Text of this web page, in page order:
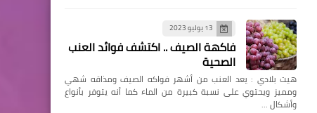
13 يوليو 2023
فاكهة الصيف .. اكتشف فوائد العنب
الصحية
هيت بلادي : يعد العنب من أشهر فواكه الصيف ومذاقه شهي
ومميز ويحتوي على نسبة كبيرة من الماء كما أنه يتوفر بأنواع
وأشكال …